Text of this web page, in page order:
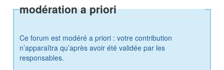
modération a priori
Ce forum est modéré a priori : votre contribution
n’apparaîtra qu’après avoir été validée par les
responsables.